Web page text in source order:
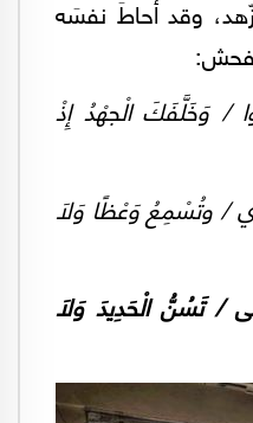
وقد أحاطَ نفسَه
/ وَخَلَّفَكَ الْجهْدُ إِذْ
/ وتُسْمِعُ وَعْظًا وَلاَ
/ تَسُنُّ الْحَدِيدَ وَلاَ